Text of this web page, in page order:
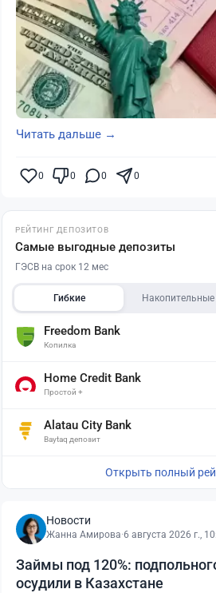
Читать дальше →
0 0 0 0
РЕЙТИНГ ДЕПОЗИТОВ
Самые выгодные депозиты
ГЭСВ на срок 12 мес
Гибкие Накопительные
Freedom Bank
Копилка
Home Credit Bank
Простой +
Alatau City Bank
Baytaq депозит
Открыть полный
Новости
Жанна Амирова·6 августа 2026 г.,
Займы под 120%:
осудили в Казахстане